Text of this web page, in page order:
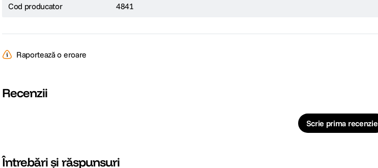
Cod producator 4841
Raportează o eroare
Recenzii
Scrie prima recenzie
Întrebări și răspunsuri